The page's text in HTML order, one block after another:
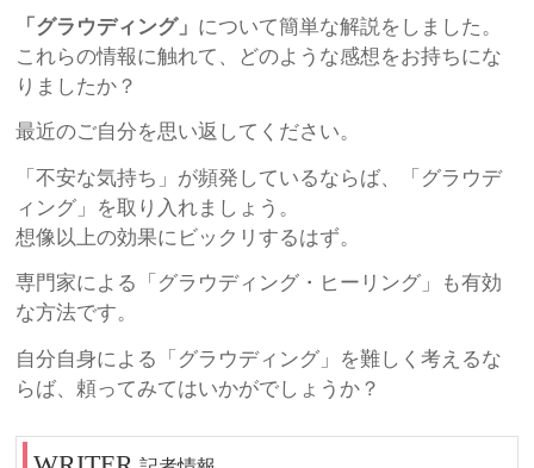
「グラウディング」 について簡単な解説をしました。
これらの情報に触れて、どのような感想をお持ちにな
りましたか？
最近のご自分を思い返してください。
「不安な気持ち」が頻発しているならば、「グラウデ
ィング」を取り入れましょう。
想像以上の効果にビックリするはず。
専門家による「グラウディング・ヒーリング」も有効
な方法です。
自分自身による「グラウディング」を難しく考えるな
らば、頼ってみてはいかがでしょうか？